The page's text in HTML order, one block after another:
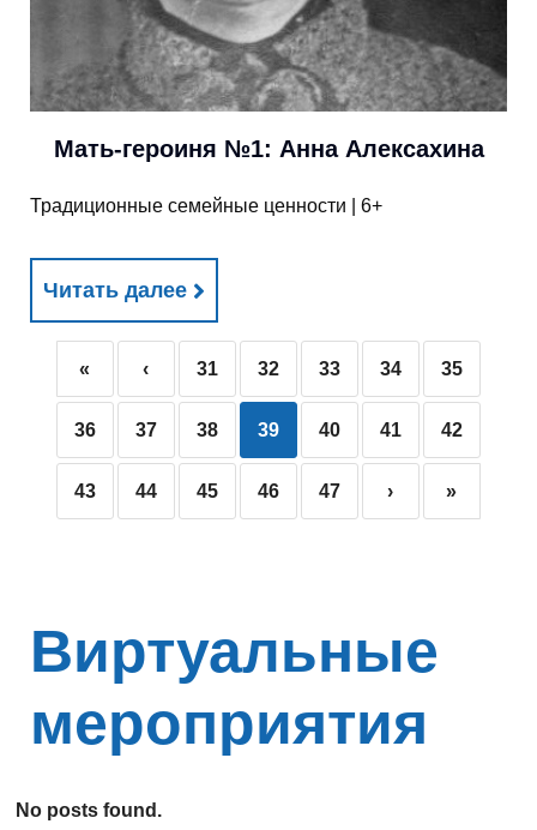
Мать-героиня №1: Анна Алексахина
Традиционные семейные ценности | 6+
Читать далее
« ‹ 31 32 33 34 35
36 37 38 39 40 41 42
43 44 45 46 47 › »
Виртуальные
мероприятия
No posts found.